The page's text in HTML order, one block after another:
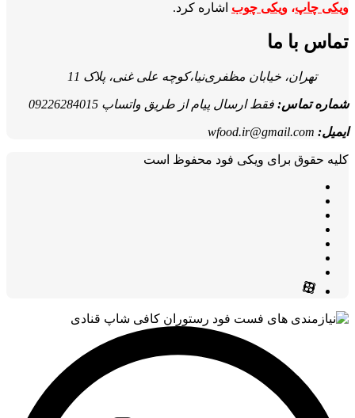
ویکی چاپ، ویکی چوب اشاره کرد.
تماس با ما
تهران، خیابان مظفری‌نیا،کوچه علی غنی، پلاک 11
شماره تماس: فقط ارسال پیام از طریق واتساپ 09226284015
ایمیل: wfood.ir@gmail.com
کلیه حقوق برای ویکی فود محفوظ است